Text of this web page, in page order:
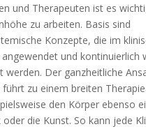
und Therapeuten ist es
zu arbeiten. Basis sind
Konzepte, die im
und kontinuierlich
werden. Der ganzheitliche
führt zu einem breiten
den Körper ebenso
oder die Kunst. So kann jede